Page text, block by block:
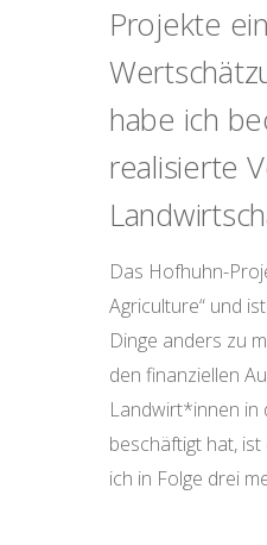
Projekte
habe ich
realisierte
Das Hofhuhn-
Agriculture“ und
Dinge anders zu
den finanziellen
Landwirt*innen in
beschäftigt hat,
ich in Folge drei